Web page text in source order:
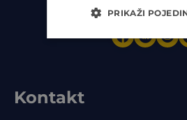
Kontakt
PRIKAŽI